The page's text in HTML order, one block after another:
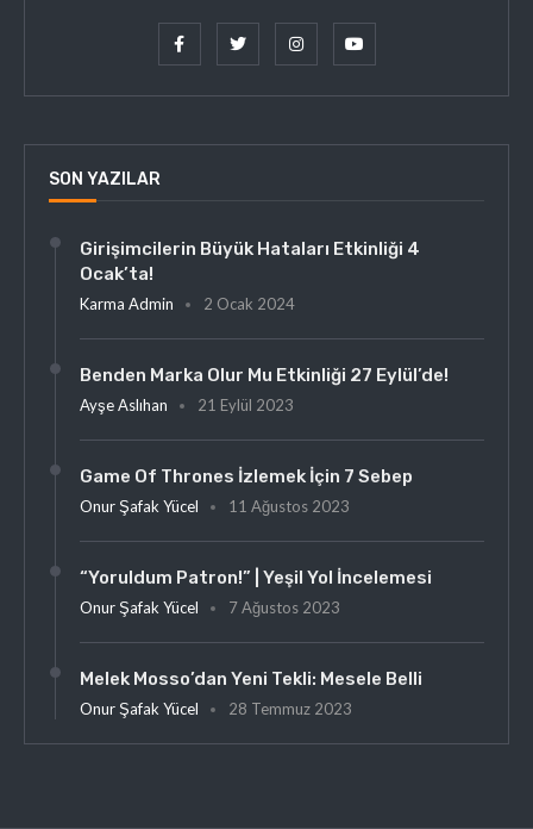
SON YAZILAR
Girişimcilerin Büyük Hataları Etkinliği 4
Ocak’ta!
Karma Admin 2 Ocak 2024
Benden Marka Olur Mu Etkinliği 27 Eylül’de!
Ayşe Aslıhan 21 Eylül 2023
Game Of Thrones İzlemek İçin 7 Sebep
Onur Şafak Yücel 11 Ağustos 2023
“Yoruldum Patron!” | Yeşil Yol İncelemesi
Onur Şafak Yücel 7 Ağustos 2023
Melek Mosso’dan Yeni Tekli: Mesele Belli
Onur Şafak Yücel 28 Temmuz 2023